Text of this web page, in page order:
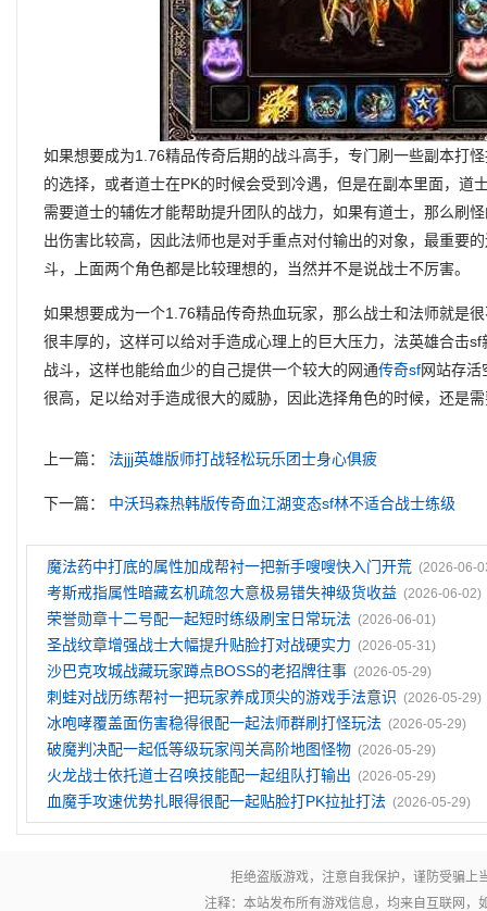
如果想要成为1.76精品传奇后期的战斗高手，专门刷一些副本打
的选择，或者道士在PK的时候会受到冷遇，但是在副本里面，道
需要道士的辅佐才能帮助提升团队的战力，如果有道士，那么刷
出伤害比较高，因此法师也是对手重点对付输出的对象，最重要
斗，上面两个角色都是比较理想的，当然并不是说战士不厉害。
如果想要成为一个1.76精品传奇热血玩家，那么战士和法师就是
很丰厚的，这样可以给对手造成心理上的巨大压力，法英雄合击
战斗，这样也能给血少的自己提供一个较大的网通传奇sf网站存
很高，足以给对手造成很大的威胁，因此选择角色的时候，还是
上一篇： 法jjj英雄版师打战轻松玩乐团士身心俱疲
下一篇： 中沃玛森热韩版传奇血江湖变态sf林不适合战士练级
魔法药中打底的属性加成帮衬一把新手嗖嗖快入门开荒 (2026-06-
考斯戒指属性暗藏玄机疏忽大意极易错失神级货收益 (2026-06-02)
荣誉勋章十二号配一起短时练级刷宝日常玩法 (2026-06-01)
圣战纹章‌增强战士大幅提升贴脸打对战硬实力 (2026-05-31)
沙巴克攻城战藏玩家蹲点BOSS的老招牌往事 (2026-05-29)
刺蛙对战历练帮衬一把玩家养成顶尖的游戏手法意识 (2026-05-29)
冰咆哮覆盖面伤害稳得很配一起法师群刷打怪玩法 (2026-05-29)
破魔判决配一起低等级玩家闯关高阶地图怪物 (2026-05-29)
火龙战士依托道士召唤技能配一起组队打输出 (2026-05-29)
血魔手攻速优势扎眼得很配一起贴脸打PK拉扯打法 (2026-05-29)
拒绝盗版游戏，注意自我保护，谨防受骗上
注释：本站发布所有游戏信息，均来自互联网